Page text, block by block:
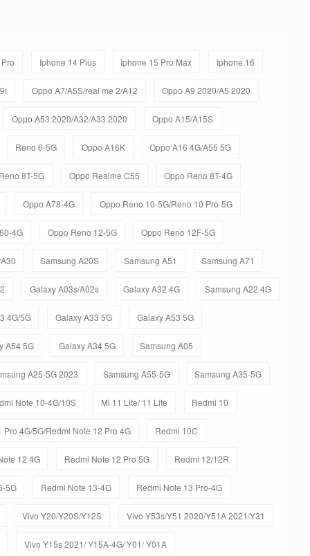
Iphone 14 Plus Iphone 15 Pro Max Iphone 16
Oppo A7/A5S/real me 2/A12 Oppo A9 2020/A5 2020
Oppo A53 2020/A32/A33 2020 Oppo A15/A15S
Reno 6-5G Oppo A16K Oppo A16 4G/A55 5G
8T-5G Oppo Realme C55 Oppo Reno 8T-4G
Oppo A78-4G Oppo Reno 10-5G/Reno 10 Pro-5G
4G Oppo Reno 12-5G Oppo Reno 12F-5G
Samsung A20S Samsung A51 Samsung A71
Galaxy A03s/A02s Galaxy A32 4G Samsung A22 4G
4G/5G Galaxy A33 5G Galaxy A53 5G
A54 5G Galaxy A34 5G Samsung A05
A25-5G 2023 Samsung A55-5G Samsung A35-5G
Note 10-4G/10S Mi 11 Lite/ 11 Lite Redmi 10
Pro 4G/5G/Redmi Note 12 Pro 4G Redmi 10C
12 4G Redmi Note 12 Pro 5G Redmi 12/12R
5G Redmi Note 13-4G Redmi Note 13 Pro-4G
Vivo Y20/Y20S/Y12S Vivo Y53s/Y51 2020/Y51A 2021/Y31
Vivo Y15s 2021/ Y15A-4G/ Y01/ Y01A